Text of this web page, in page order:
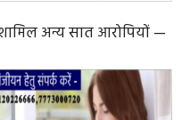
गिरफ्तार किया गया।